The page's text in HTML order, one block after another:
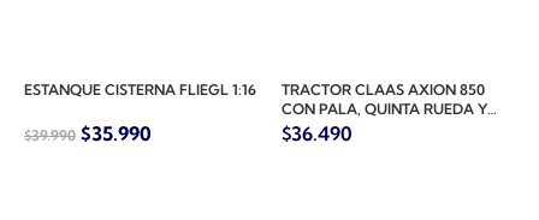
ESTANQUE CISTERNA FLIEGL 1:16
$39.990 $35.990
TRACTOR CLAAS AXION 850
CON PALA, QUINTA RUEDA Y
COLOSO FLIEGL 1:50
$36.490